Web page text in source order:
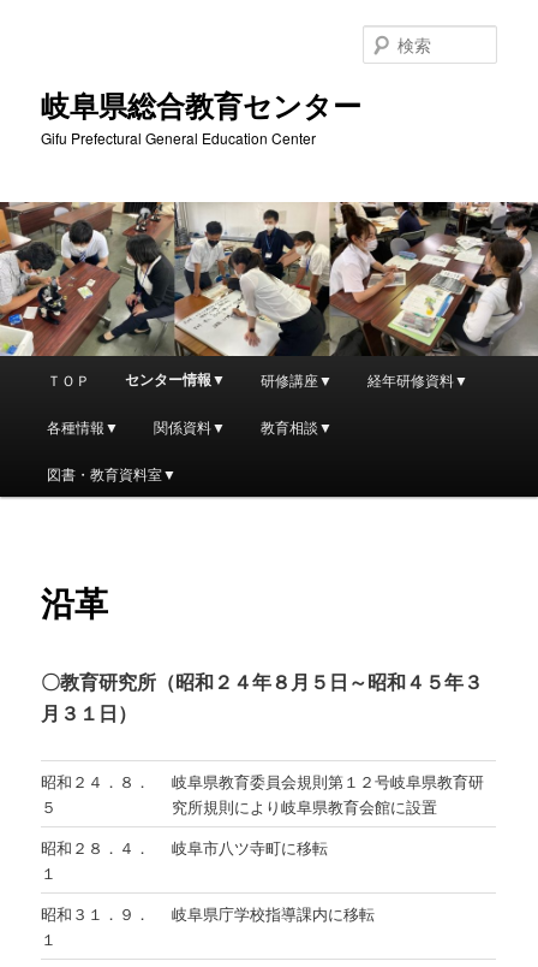
岐阜県総合教育センター
Gifu Prefectural General Education Center
索
ュ
メ
イ
ン
ン
ン
へ
移
動
ＴＯＰ センター情報▼ 研修講座▼ 経年研修資料▼
各種情報▼ 関係資料▼ 教育相談▼
図書・教育資料室▼
沿革
〇教育研究所（昭和２４年８月５日～昭和４５年３
月３１日）
昭和２４．８．
５
岐阜県教育委員会規則第１２号岐阜県教育研
究所規則により岐阜県教育会館に設置
昭和２８．４．
１
岐阜市八ツ寺町に移転
昭和３１．９．
１
岐阜県庁学校指導課内に移転